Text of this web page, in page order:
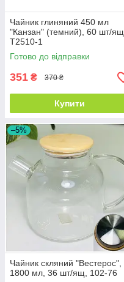
Чайник глиняний 450 мл
"Канзан" (темний), 60 шт/ящ,
T2510-1
Готово до відправки
351 ₴ 370 ₴
Купити
–5%
Чайник скляний "Вестерос",
1800 мл, 36 шт/ящ, 102-76